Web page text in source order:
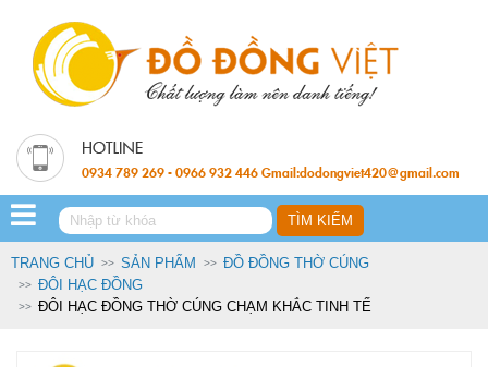
0934 789 269 - 0966 932 446 Gmail:dodongviet420@gmail.com
TRANG CHỦ SẢN PHẨM
ĐỒ ĐỒNG THỜ CÚNG
ĐÔI HẠC ĐỒNG
ĐÔI HẠC ĐỒNG THỜ CÚNG CHẠM KHẮC TINH TẾ